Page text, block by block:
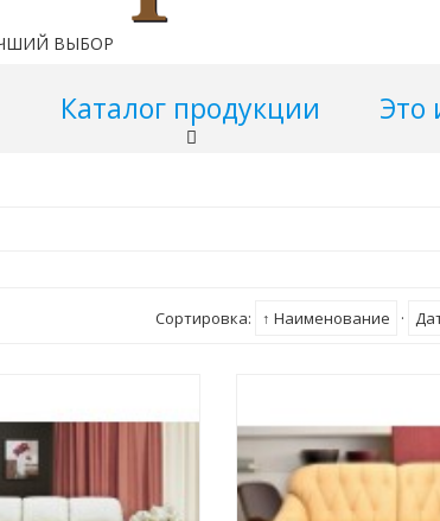
ВЫБОР
Каталог продукции Это
Сортировка: ↑ Наименование ·